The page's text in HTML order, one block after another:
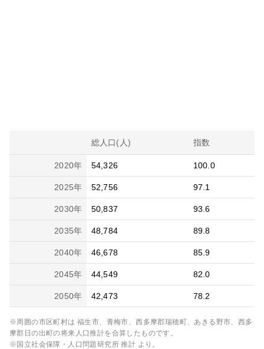
総人口(人) 指数
2020年 54,326 100.0
2025年 52,756 97.1
2030年 50,837 93.6
2035年 48,784 89.8
2040年 46,678 85.9
2045年 44,549 82.0
2050年 42,473 78.2
※周囲の市区町村は 福生市、青梅市、西多摩郡瑞穂町、あきる野市、西多
摩郡日の出町の将来人口推計を合算したものです。
※国立社会保障・人口問題研究所 推計 より。